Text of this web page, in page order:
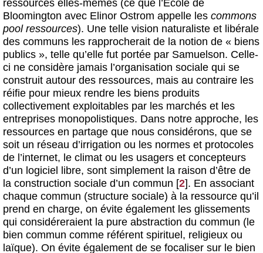
ressources elles-mêmes (ce que l’École de
Bloomington avec Elinor Ostrom appelle les commons
pool ressources). Une telle vision naturaliste et libérale
des communs les rapprocherait de la notion de « biens
publics », telle qu’elle fut portée par Samuelson. Celle-
ci ne considère jamais l’organisation sociale qui se
construit autour des ressources, mais au contraire les
réifie pour mieux rendre les biens produits
collectivement exploitables par les marchés et les
entreprises monopolistiques. Dans notre approche, les
ressources en partage que nous considérons, que se
soit un réseau d’irrigation ou les normes et protocoles
de l’internet, le climat ou les usagers et concepteurs
d’un logiciel libre, sont simplement la raison d’être de
la construction sociale d’un commun [2]. En associant
chaque commun (structure sociale) à la ressource qu’il
prend en charge, on évite également les glissements
qui considéreraient la pure abstraction du commun (le
bien commun comme référent spirituel, religieux ou
laïque). On évite également de se focaliser sur le bien